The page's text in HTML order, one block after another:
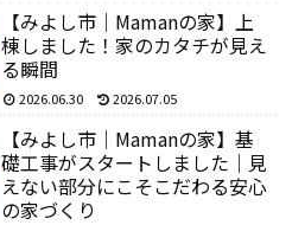
【みよし市｜Mamanの家】上
棟しました！家のカタチが見え
る瞬間
2026.06.30 2026.07.05
【みよし市｜Mamanの家】基
礎工事がスタートしました｜見
えない部分にこそこだわる安心
の家づくり